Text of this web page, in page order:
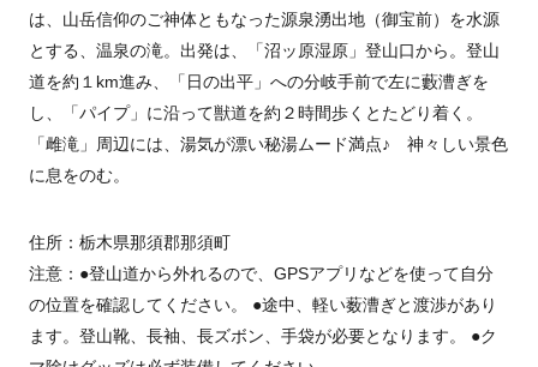
は、山岳信仰のご神体ともなった源泉湧出地（御宝前）を水源
とする、温泉の滝。出発は、「沼ッ原湿原」登山口から。登山
道を約１km進み、「日の出平」への分岐手前で左に藪漕ぎを
し、「パイプ」に沿って獣道を約２時間歩くとたどり着く。
「雌滝」周辺には、湯気が漂い秘湯ムード満点♪ 神々しい景色
に息をのむ。
住所：栃木県那須郡那須町
注意：●登山道から外れるので、GPSアプリなどを使って自分
の位置を確認してください。 ●途中、軽い薮漕ぎと渡渉があり
ます。登山靴、長袖、長ズボン、手袋が必要となります。 ●ク